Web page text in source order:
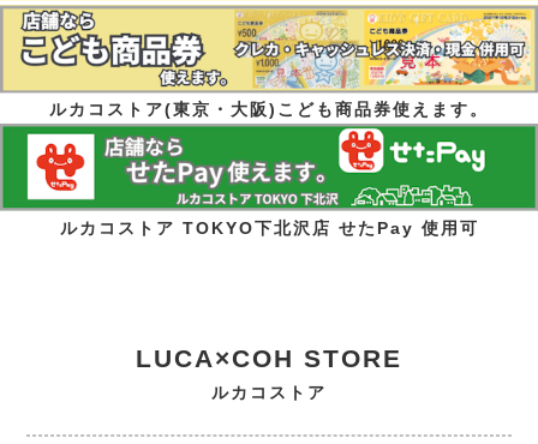
ルカコストア(東京・大阪)こども商品券使えます。
ルカコストア TOKYO下北沢店 せたPay 使用可
LUCA×COH STORE
ルカコストア